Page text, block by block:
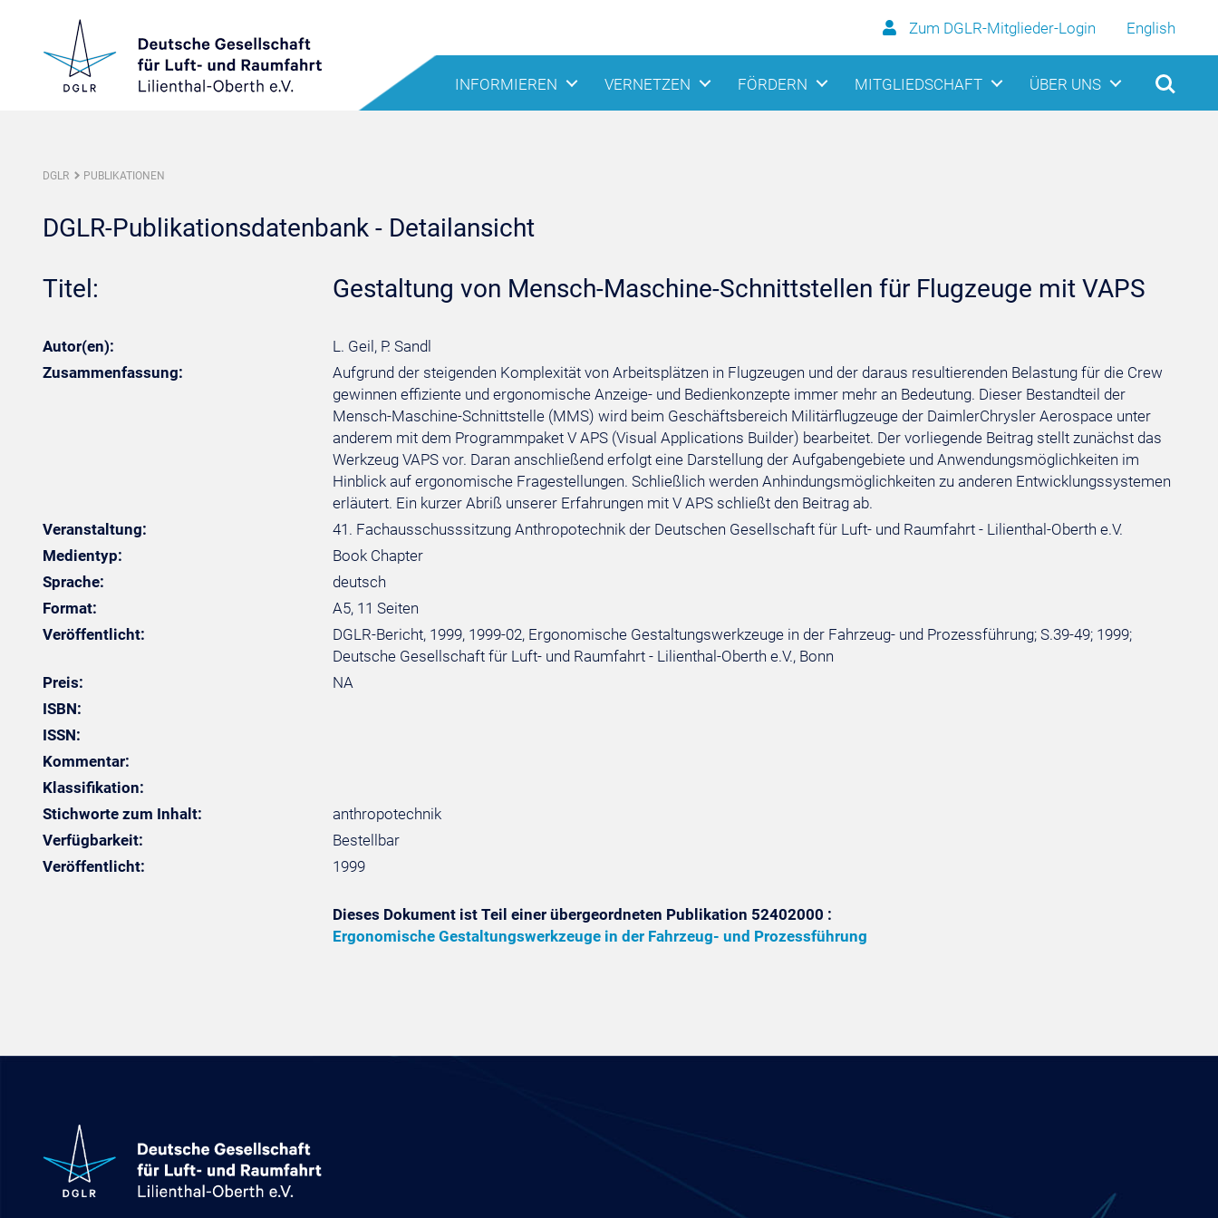
Zum DGLR-Mitglieder-Login English
INFORMIEREN VERNETZEN FÖRDERN MITGLIEDSCHAFT ÜBER UNS
DGLR PUBLIKATIONEN
DGLR-Publikationsdatenbank - Detailansicht
Titel: Gestaltung von Mensch-Maschine-Schnittstellen für Flugzeuge mit VAPS
Autor(en):
L. Geil, P. Sandl
Zusammenfassung:
Aufgrund der steigenden Komplexität von Arbeitsplätzen in Flugzeugen und der daraus resultierenden Belastung für die Crew
gewinnen effiziente und ergonomische Anzeige- und Bedienkonzepte immer mehr an Bedeutung. Dieser Bestandteil der
Mensch-Maschine-Schnittstelle (MMS) wird beim Geschäftsbereich Militärflugzeuge der DaimlerChrysler Aerospace unter
anderem mit dem Programmpaket V APS (Visual Applications Builder) bearbeitet. Der vorliegende Beitrag stellt zunächst das
Werkzeug VAPS vor. Daran anschließend erfolgt eine Darstellung der Aufgabengebiete und Anwendungsmöglichkeiten im
Hinblick auf ergonomische Fragestellungen. Schließlich werden Anhindungsmöglichkeiten zu anderen Entwicklungssystemen
erläutert. Ein kurzer Abriß unserer Erfahrungen mit V APS schließt den Beitrag ab.
Veranstaltung:
41. Fachausschusssitzung Anthropotechnik der Deutschen Gesellschaft für Luft- und Raumfahrt - Lilienthal-Oberth e.V.
Medientyp:
Book Chapter
Sprache:
deutsch
Format:
A5, 11 Seiten
Veröffentlicht:
DGLR-Bericht, 1999, 1999-02, Ergonomische Gestaltungswerkzeuge in der Fahrzeug- und Prozessführung; S.39-49; 1999;
Deutsche Gesellschaft für Luft- und Raumfahrt - Lilienthal-Oberth e.V., Bonn
Preis:
NA
ISBN:
ISSN:
Kommentar:
Klassifikation:
Stichworte zum Inhalt:
anthropotechnik
Verfügbarkeit:
Bestellbar
Veröffentlicht:
1999
Dieses Dokument ist Teil einer übergeordneten Publikation 52402000 :
Ergonomische Gestaltungswerkzeuge in der Fahrzeug- und Prozessführung